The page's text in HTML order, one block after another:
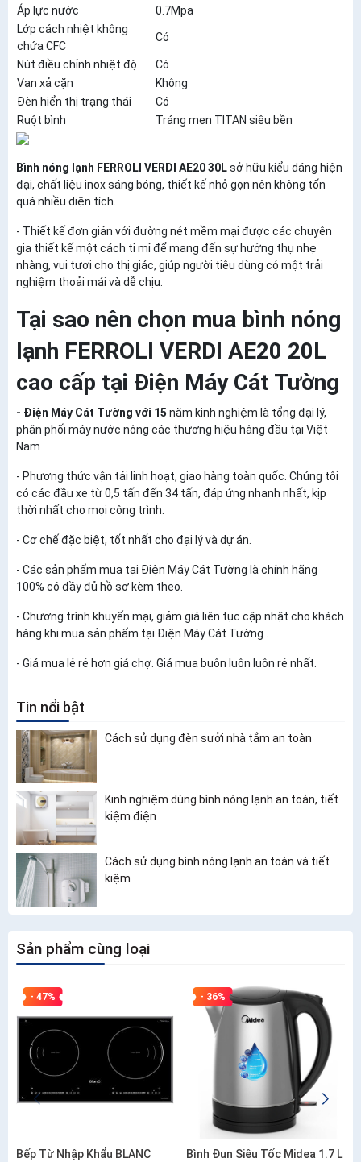
Áp lực nước
0.7Mpa
Lớp cách nhiệt không
chứa CFC
Có
Nút điều chỉnh nhiệt độ
Có
Van xả cặn
Không
Đèn hiển thị trạng thái
Có
Ruột bình
Tráng men TITAN siêu bền
Bình nóng lạnh FERROLI VERDI AE20 30Lsở hữu kiểu dáng hiện
đại, chất liệu inox sáng bóng, thiết kế nhỏ gọn nên không tốn
quá nhiều diện tích.
- Thiết kế đơn giản với đường nét mềm mại được các chuyên
gia thiết kế một cách tỉ mỉ để mang đến sự hưởng thụ nhẹ
nhàng, vui tươi cho thị giác, giúp người tiêu dùng có một trải
nghiệm thoải mái và dễ chịu.
Tại sao nên chọn mua bình nóng
lạnh FERROLI VERDI AE20 20L
cao cấp tại Điện Máy Cát Tường
- Điện Máy Cát Tường với 15 năm kinh nghiệm là tổng đại lý,
phân phối máy nước nóng các thương hiệu hàng đầu tại Việt
Nam
- Phương thức vận tải linh hoạt, giao hàng toàn quốc. Chúng tôi
có các đầu xe từ 0,5 tấn đến 34 tấn, đáp ứng nhanh nhất, kịp
thời nhất cho mọi công trình.
- Cơ chế đặc biệt, tốt nhất cho đại lý và dự án.
- Các sản phẩm mua tại Điện Máy Cát Tường là chính hãng
100% có đầy đủ hồ sơ kèm theo.
- Chương trình khuyến mại, giảm giá liên tục cập nhật cho khách
hàng khi mua sản phẩm tại Điện Máy Cát Tường .
- Giá mua lẻ rẻ hơn giá chợ. Giá mua buôn luôn luôn rẻ nhất.
Tin nổi bật
Cách sử dụng đèn sưởi nhà tắm an toàn
Kinh nghiệm dùng bình nóng lạnh an toàn, tiết
kiệm điện
Cách sử dụng bình nóng lạnh an toàn và tiết
kiệm
Sản phẩm cùng loại
- 47%
Bếp Từ Nhập Khẩu BLANC
- 36%
Bình Đun Siêu Tốc Midea 1.7 L